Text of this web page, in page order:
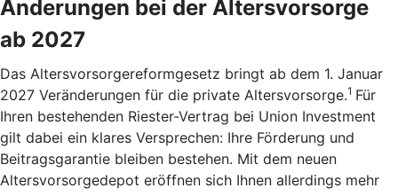
Änderungen bei der Altersvorsorge
ab 2027
Das Altersvorsorgereformgesetz bringt ab dem 1. Januar
2027 Veränderungen für die private Altersvorsorge.1 Für
Ihren bestehenden Riester-Vertrag bei Union Investment
gilt dabei ein klares Versprechen: Ihre Förderung und
Beitragsgarantie bleiben bestehen. Mit dem neuen
Altersvorsorgedepot eröffnen sich Ihnen allerdings mehr